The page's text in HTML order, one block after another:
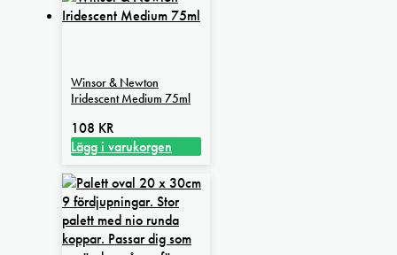
produktsidan
Winsor & Newton
Iridescent Medium 75ml
108 KR
Lägg i varukorgen